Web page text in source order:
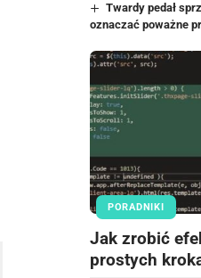
Twardy pedał
oznaczać poważne
PORADNIKI
Jak zrobić
prostych